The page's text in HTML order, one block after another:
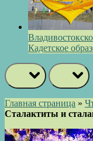
Кадетское
Главная страница »
Сталактиты и